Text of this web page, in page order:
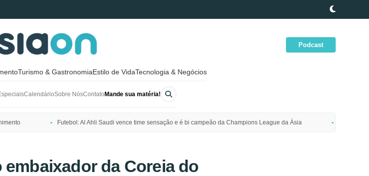
Podcast
Turismo & GastronomiaEstilo de VidaTecnologia & Negócios
CalendárioSobre NósContato Mande sua matéria!
Futebol: Al Ahli Saudi vence time sensação e é bi campeão da Champions League da Ásia
da Coreia do